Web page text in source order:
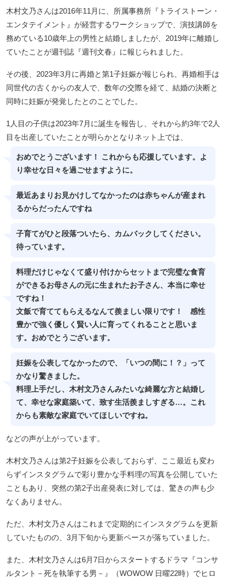
木村文乃さんは2016年11月に、所属事務所『トライストーン・
エンタテイメント』が経営するワークショップで、演技講師を
務めている10歳年上の男性と結婚しましたが、2019年に離婚し
ていたことが週刊誌『週刊文春』に報じられました。
その後、2023年3月に再婚と第1子妊娠が報じられ、再婚相手は
同世代の古くからの友人で、数年の交際を経て、結婚の決断と
同時に妊娠が発覚したとのことでした。
1人目の子供は2023年7月に誕生を報告し、それから約3年で2人
目を出産していたことが明らかとなりネット上では、
おめでとうございます！ これからも応援しています。よ
り幸せな日々を過ごせますように。
最近あまりお見かけしてなかったのは赤ちゃんが産まれ
るからだったんですね
子育てがひと段落ついたら、カムバックしてください。
待っています。
料理だけじゃなくて盛り付けからセットまで完璧な食育
ができるお母さんの元に生まれたお子さん、本当に幸せ
ですね！
文飯で育ててもらえるなんて羨ましい限りです！ 感性
豊かで強く優しく賢い人に育ってくれることと思いま
す。おめでとうございます。
妊娠を公表してなかったので、「いつの間に！？」って
かなり驚きました。
料理上手だし、木村文乃さんみたいな綺麗な方と結婚し
て、幸せな家庭築いて、致す生活羨ましすぎる…。これ
からも素敵な家庭でいてほしいですね。
などの声が上がっています。
木村文乃さんは第2子妊娠を公表しておらず、ここ最近も変わ
らずインスタグラムで彩り豊かな手料理の写真を公開していた
こともあり、突然の第2子出産発表に対しては、驚きの声も少
なくありません。
ただ、木村文乃さんはこれまで定期的にインスタグラムを更新
していたものの、3月下旬から更新ペースが落ちていました。
また、木村文乃さんは6月7日からスタートするドラマ『コンサ
ルタント－死を執筆する男－』（WOWOW 日曜22時）でヒロ